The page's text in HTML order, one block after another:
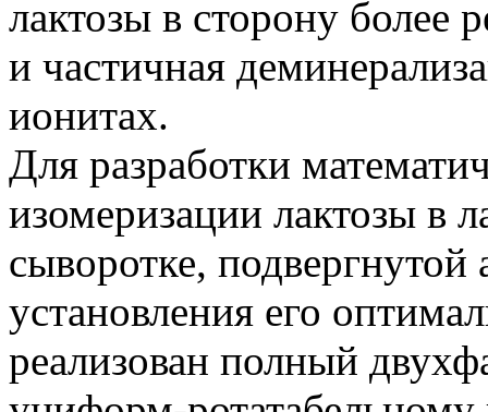
лактозы в сторону
и частичная
ионитах.
Для разработки
изомеризации лактозы в
сыворотке,
установления его
реализован полный